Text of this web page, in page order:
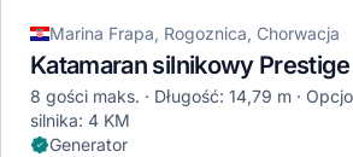
Marina Frapa, Rogoznica, Chorwacja
Katamaran silnikowy
8 gości maks. Długość: 14,79 m
silnika: 4 KM
Generator